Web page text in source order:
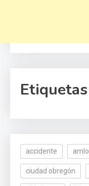
Etiquetas
accidente amlo
ciudad obregón